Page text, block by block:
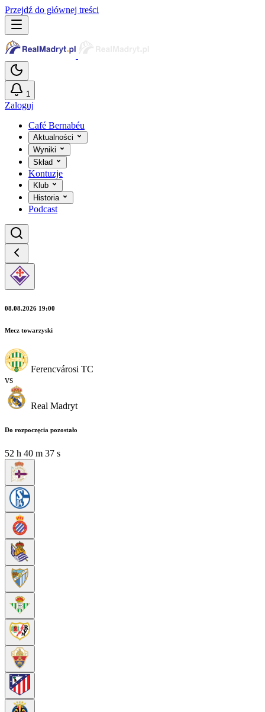
Przejdź do głównej treści
1
Zaloguj
Café Bernabéu
Aktualności
Wyniki
Skład
Kontuzje
Klub
Historia
Podcast
08.08.2026 19:00
Mecz towarzyski
Ferencvárosi TC
vs
Real Madryt
Do rozpoczęcia pozostało
52 h 40 m 37 s